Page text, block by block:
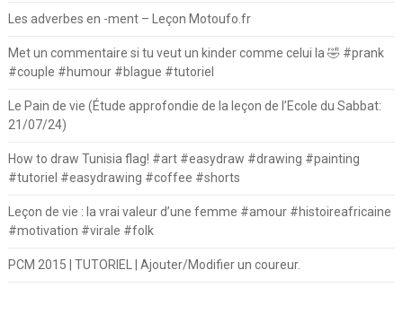
Les adverbes en -ment – Leçon Motoufo.fr
Met un commentaire si tu veut un kinder comme celui la 🤣 #prank
#couple #humour #blague #tutoriel
Le Pain de vie (Étude approfondie de la leçon de l’Ecole du Sabbat:
21/07/24)
How to draw Tunisia flag! #art #easydraw #drawing #painting
#tutoriel #easydrawing #coffee #shorts
Leçon de vie : la vrai valeur d’une femme #amour #histoireafricaine
#motivation #virale #folk
PCM 2015 | TUTORIEL | Ajouter/Modifier un coureur.